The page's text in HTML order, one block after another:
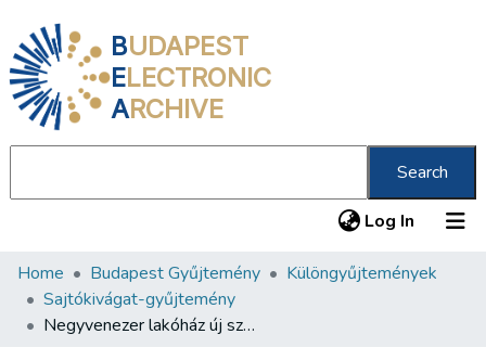
BUDAPEST
ELECTRONIC
ARCHIVE
Search
Log In (current)
Communities & Collections
All of DSpace
Home Budapest Gyűjtemény
Különgyűjtemények
Sajtókivágat-gyűjtemény
Negyvenezer lakóház új számra vár